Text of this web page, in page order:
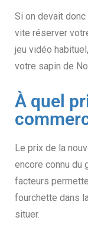
Si on devait
vite réserver
jeu vidéo habituel,
votre sapin de
À quel
Le prix de la
encore connu du
facteurs
fourchette dans
situer.